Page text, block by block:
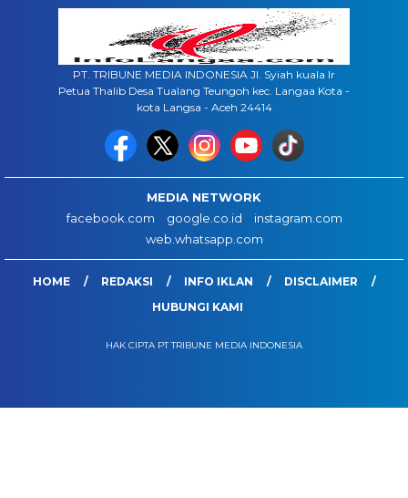
PT. TRIBUNE MEDIA INDONESIA Jl. Syiah kuala lr
Petua Thalib Desa Tualang Teungoh kec. Langaa Kota -
kota Langsa - Aceh 24414
MEDIA NETWORK
facebook.com
google.co.id
instagram.com
web.whatsapp.com
HOME REDAKSI INFO IKLAN
DISCLAIMER
HUBUNGI KAMI
HAK CIPTA PT TRIBUNE MEDIA INDONESIA